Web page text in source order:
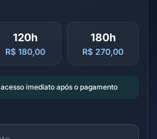
120h
R$ 180,00
180h
R$ 270,00
imediato após o pagamento